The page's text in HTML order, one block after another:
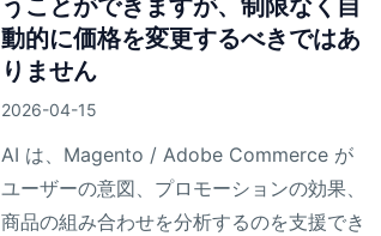
うことができますが、制限なく自
動的に価格を変更するべきではあ
りません
2026-04-15
AI は、Magento / Adobe Commerce が
ユーザーの意図、プロモーションの効果、
商品の組み合わせを分析するのを支援でき